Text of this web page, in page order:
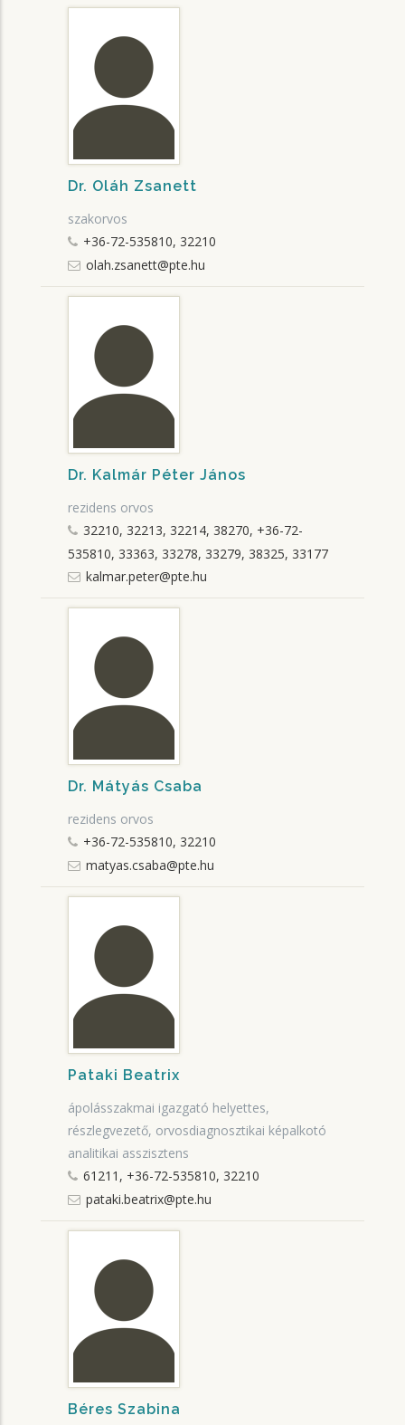
Dr. Oláh Zsanett
szakorvos
+36-72-535810, 32210
olah.zsanett@pte.hu
Dr. Kalmár Péter János
rezidens orvos
32210, 32213, 32214, 38270, +36-72-
535810, 33363, 33278, 33279, 38325, 33177
kalmar.peter@pte.hu
Dr. Mátyás Csaba
rezidens orvos
+36-72-535810, 32210
matyas.csaba@pte.hu
Pataki Beatrix
ápolásszakmai igazgató helyettes,
részlegvezető, orvosdiagnosztikai képalkotó
analitikai asszisztens
61211, +36-72-535810, 32210
pataki.beatrix@pte.hu
Béres Szabina